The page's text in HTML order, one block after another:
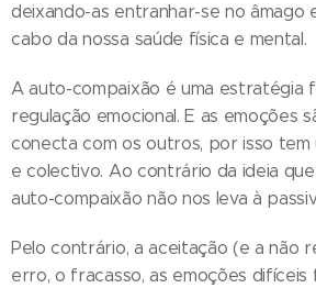
deixando-as entranhar-se no âmago
cabo da nossa saúde física e mental.
A auto-compaixão é uma estratégia
regulação emocional. E as emoções
conecta com os outros, por isso tem
e colectivo. Ao contrário da ideia
auto-compaixão não nos leva à
Pelo contrário, a aceitação (e a não
erro, o fracasso, as emoções